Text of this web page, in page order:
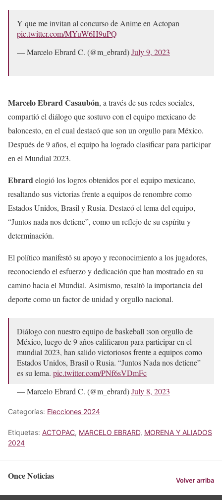
Y que me invitan al concurso de Anime en Actopan
pic.twitter.com/MYuW6H9uPQ
— Marcelo Ebrard C. (@m_ebrard)July 9, 2023
Marcelo Ebrard Casaubón, a través de sus redes sociales,
compartió el diálogo que sostuvo con el equipo mexicano de
baloncesto, en el cual destacó que son un orgullo para México.
Después de 9 años, el equipo ha logrado clasificar para participar
en el Mundial 2023.
Ebrardelogió los logros obtenidos por el equipo mexicano,
resaltando sus victorias frente a equipos de renombre como
Estados Unidos, Brasil y Rusia. Destacó el lema del equipo,
“Juntos nada nos detiene”, como un reflejo de su espíritu y
determinación.
El político manifestó su apoyo y reconocimiento a los jugadores,
reconociendo el esfuerzo y dedicación que han mostrado en su
camino hacia el Mundial. Asimismo, resaltó la importancia del
deporte como un factor de unidad y orgullo nacional.
Diálogo con nuestro equipo de baskeball :son orgullo de
México, luego de 9 años calificaron para participar en el
mundial 2023, han salido victoriosos frente a equipos como
Estados Unidos, Brasil o Rusia. “Juntos Nada nos detiene”
es su lema. pic.twitter.com/PNf6sVDmFc
— Marcelo Ebrard C. (@m_ebrard)July 8, 2023
Categorías: Elecciones 2024
Etiquetas: ACTOPAC, MARCELO EBRARD, MORENA Y ALIADOS
2024
Once Noticias Volver arriba